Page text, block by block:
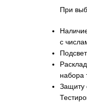
При
с
набора
Защиту